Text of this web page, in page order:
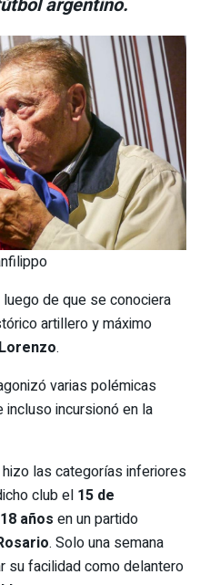
de que se conociera
artillero y máximo
.
varias polémicas
incursionó en la
hizo las categorías inferiores
club el 15 de
18 años en un partido
. Solo una semana
su facilidad como delantero